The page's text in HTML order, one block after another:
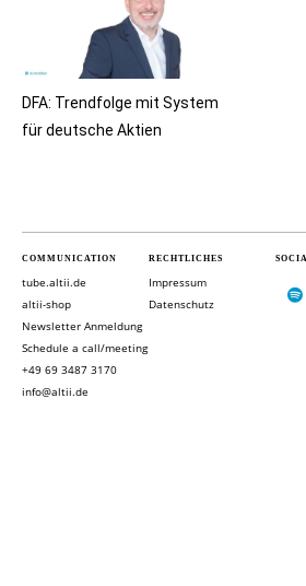
DFA: Trendfolge mit System
für deutsche Aktien
COMMUNICATION
tube.altii.de
altii-shop
Newsletter Anmeldung
Schedule a call/meeting
+49 69 3487 3170
info@altii.de
RECHTLICHES
Impressum
Datenschutz